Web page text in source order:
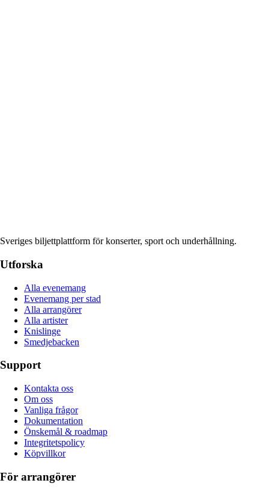
Sveriges biljettplattform för konserter, sport och underhållning.
Utforska
Alla evenemang
Evenemang per stad
Alla arrangörer
Alla artister
Knislinge
Smedjebacken
Support
Kontakta oss
Om oss
Vanliga frågor
Dokumentation
Önskemål & roadmap
Integritetspolicy
Köpvillkor
För arrangörer